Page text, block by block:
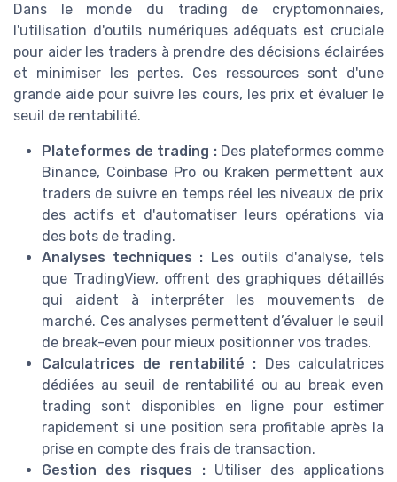
Dans le monde du trading de cryptomonnaies,
l'utilisation d'outils numériques adéquats est cruciale
pour aider les traders à prendre des décisions éclairées
et minimiser les pertes. Ces ressources sont d'une
grande aide pour suivre les cours, les prix et évaluer le
seuil de rentabilité.
Plateformes de trading :Des plateformes comme
Binance, Coinbase Pro ou Kraken permettent aux
traders de suivre en temps réel les niveaux de prix
des actifs et d'automatiser leurs opérations via
des bots de trading.
Analyses techniques : Les outils d'analyse, tels
que TradingView, offrent des graphiques détaillés
qui aident à interpréter les mouvements de
marché. Ces analyses permettent d’évaluer le seuil
de break-even pour mieux positionner vos trades.
Calculatrices de rentabilité : Des calculatrices
dédiées au seuil de rentabilité ou au break even
trading sont disponibles en ligne pour estimer
rapidement si une position sera profitable après la
prise en compte des frais de transaction.
Gestion des risques :Utiliser des applications